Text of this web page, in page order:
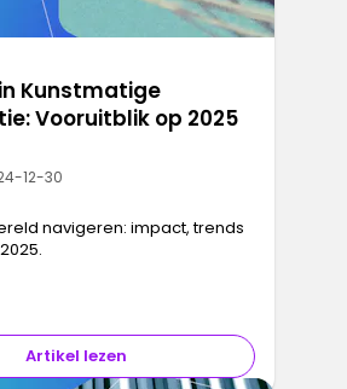
Kunstmatige
Vooruitblik op 2025
12-30
navigeren: impact, trends
Artikel lezen